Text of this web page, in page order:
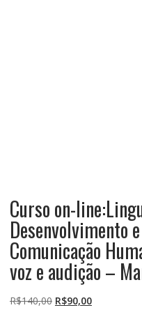
Curso on-
Desenvolvimento
Comunicação
voz e audição –
R$140,00 O
R$90,00O